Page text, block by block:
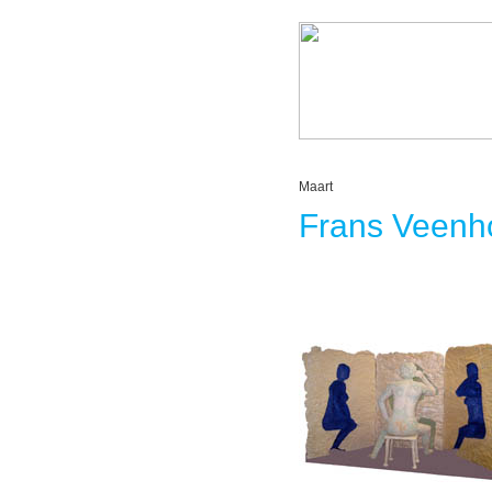
Maart
Frans